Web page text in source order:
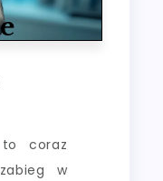
to coraz
w